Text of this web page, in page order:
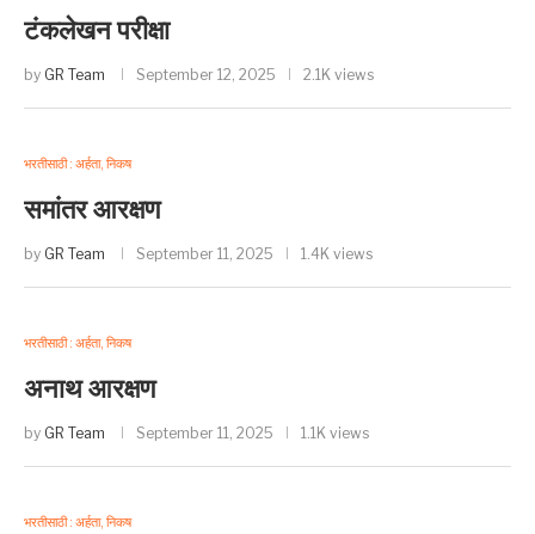
टंकलेखन परीक्षा
by GR Team September 12, 2025 2.1K views
भरतीसाठी : अर्हता, निकष
समांतर आरक्षण
by GR Team September 11, 2025 1.4K views
भरतीसाठी : अर्हता, निकष
अनाथ आरक्षण
by GR Team September 11, 2025 1.1K views
भरतीसाठी : अर्हता, निकष